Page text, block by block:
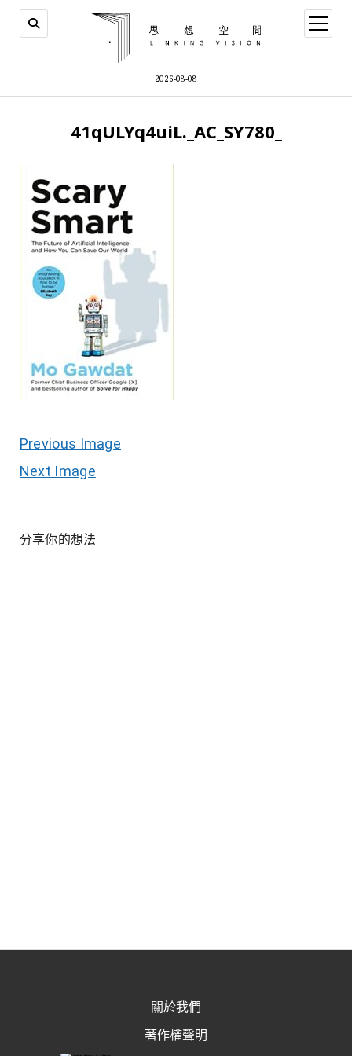
2026-08-08
open
menu
41qULYq4uiL._AC_SY780_
Previous Image
Next Image
分享你的想法
關於我們
著作權聲明